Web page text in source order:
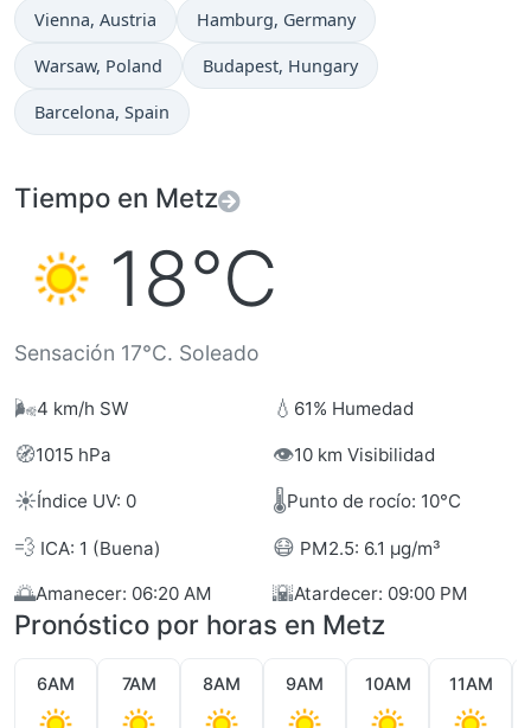
Hora actual en
Vienna, Austria Hora actual en
Hamburg, Germany
Hora actual en
Warsaw, Poland Hora actual en
Budapest, Hungary
Hora actual en
Barcelona, Spain
Tiempo en Metz
18°C
Sensación 17°C. Soleado
🌬️4 km/h SW 💧 61% Humedad
🧭1015 hPa 👁️10 km Visibilidad
☀️Índice UV: 0 🌡️Punto de rocío: 10°C
💨 ICA: 1 (Buena) 😷 PM2.5: 6.1 µg/m³
🌅Amanecer: 06:20 AM 🌇Atardecer: 09:00 PM
Pronóstico por horas en Metz
6AM 7AM 8AM 9AM 10AM 11AM